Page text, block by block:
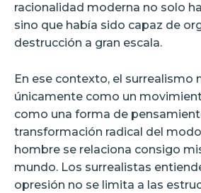
racionalidad moderna no solo
sino que había sido capaz de
destrucción a gran escala.
En ese contexto, el surrealismo
únicamente como un
como una forma de
transformación radical del
hombre se relaciona consigo
mundo. Los surrealistas
opresión no se limita a las